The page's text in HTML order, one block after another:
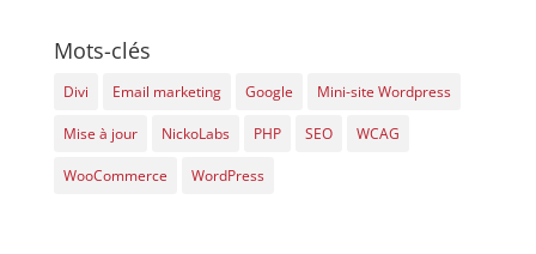
Mots-clés
Divi Email marketing Google Mini-site Wordpress
Mise à jour NickoLabs PHP SEO WCAG
WooCommerce WordPress